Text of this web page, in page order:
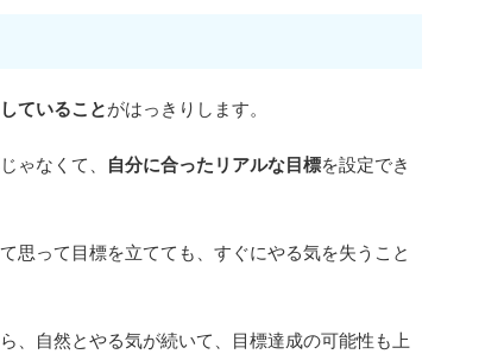
ていることがはっきりします。
ゃなくて、 自分に合ったリアルな目標を設定でき
思って目標を立てても、すぐにやる気を失うこと
、自然とやる気が続いて、目標達成の可能性も上